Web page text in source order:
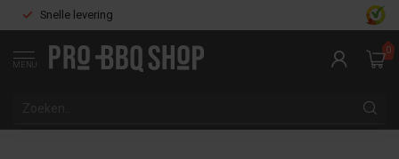
Snelle levering
MENU
0